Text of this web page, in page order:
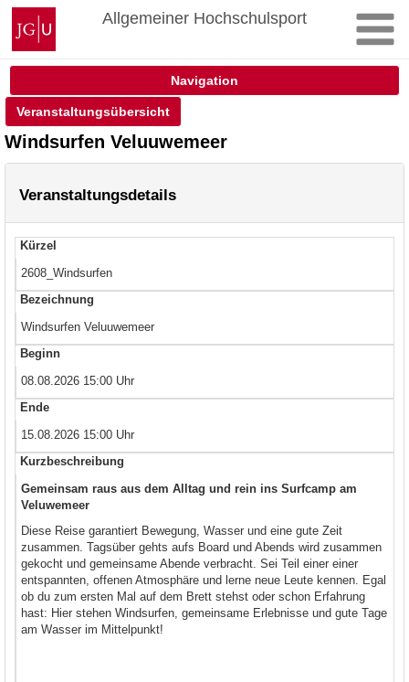
Zum
Inhalt
springen
Johannes
Gutenberg-
Universität
Allgemeiner Hochschulsport
Navigation
Veranstaltungsübersicht
Windsurfen Veluuwemeer
Veranstaltungsdetails
Kürzel
2608_Windsurfen
Bezeichnung
Windsurfen Veluuwemeer
Beginn
08.08.2026 15:00 Uhr
Ende
15.08.2026 15:00 Uhr
Kurzbeschreibung
Gemeinsam raus aus dem Alltag und rein ins Surfcamp am
Veluwemeer
Diese Reise garantiert Bewegung, Wasser und eine gute Zeit
zusammen. Tagsüber gehts aufs Board und Abends wird zusammen
gekocht und gemeinsame Abende verbracht. Sei Teil einer einer
entspannten, offenen Atmosphäre und lerne neue Leute kennen. Egal
ob du zum ersten Mal auf dem Brett stehst oder schon Erfahrung
hast: Hier stehen Windsurfen, gemeinsame Erlebnisse und gute Tage
am Wasser im Mittelpunkt!